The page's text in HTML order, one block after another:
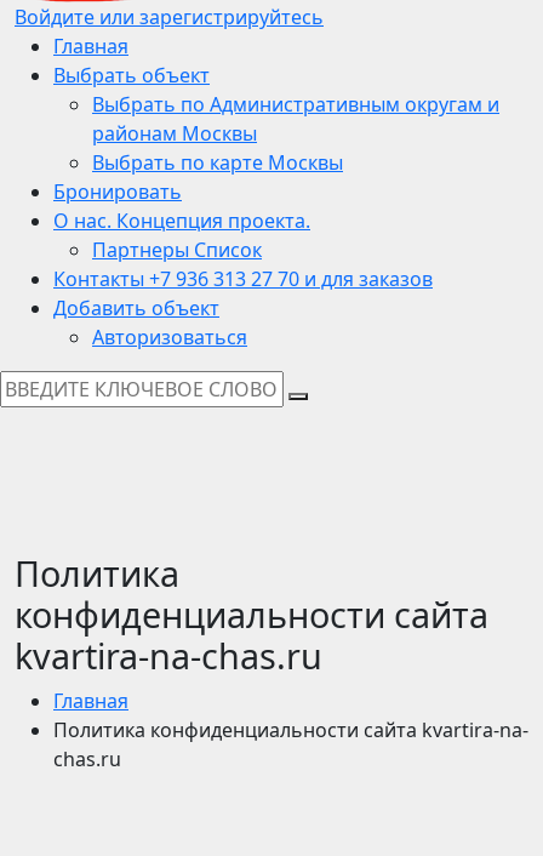
Войдите или зарегистрируйтесь
Главная
Выбрать объект
Выбрать по Административным округам и
районам Москвы
Выбрать по карте Москвы
Бронировать
О нас. Концепция проекта.
Партнеры Список
Контакты +7 936 313 27 70 и для заказов
Добавить объект
Авторизоваться
Политика
конфиденциальности сайта
kvartira-na-chas.ru
Главная
Политика конфиденциальности сайта kvartira-na-
chas.ru